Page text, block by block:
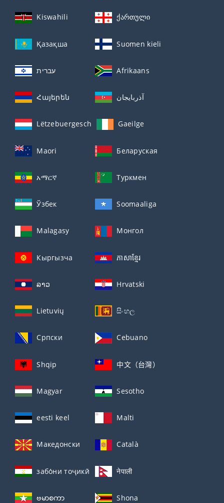
Kiswahili ქართული
Қазақша Suomen kieli
עברית Afrikaans
Հայերեն آذربايجان
Lëtzebuergesch Gaeilge
Maori Беларуская
አማርኛ Туркмен
Ўзбек Soomaaliga
Malagasy Монгол
Кыргызча ភាសាខ្មែរ
ລາວ Hrvatski
Lietuvių සිංහල
Српски Cebuano
Shqip 中文（台灣）
Magyar Sesotho
eesti keel Malti
Македонски Català
забо́ни тоҷикӣ́ नेपाली
ဗမာစကာ Shona